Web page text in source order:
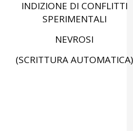
INDIZIONE DI CONFLITTI
SPERIMENTALI
NEVROSI
(SCRITTURA AUTOMATICA)